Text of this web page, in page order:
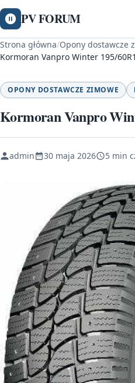
PV FORUM
Strona główna/Opony dostawcze
Kormoran Vanpro Winter 195/
OPONY DOSTAWCZE ZIMOWE
Kormoran Vanpro
admin 30 maja 2026 5 min